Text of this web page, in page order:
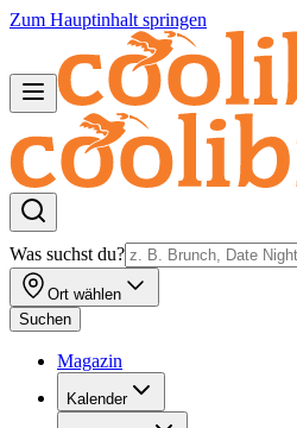
Zum Hauptinhalt springen
Was suchst du?
Ort wählen
Suchen
Magazin
Kalender